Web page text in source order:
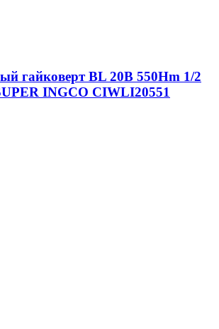
гайковерт BL 20В 550Hm 1/2
INGCO CIWLI20551